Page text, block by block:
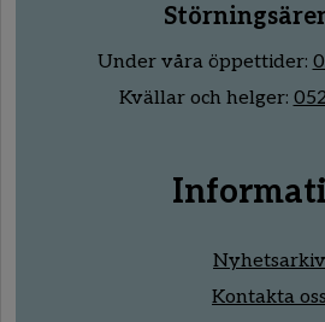
Under våra öppettider:
Kvällar och helger:
Nyhetsarkiv
Kontakta oss